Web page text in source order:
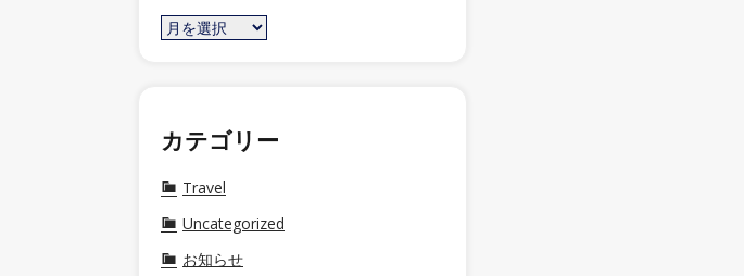
カテゴリー
Travel
Uncategorized
お知らせ